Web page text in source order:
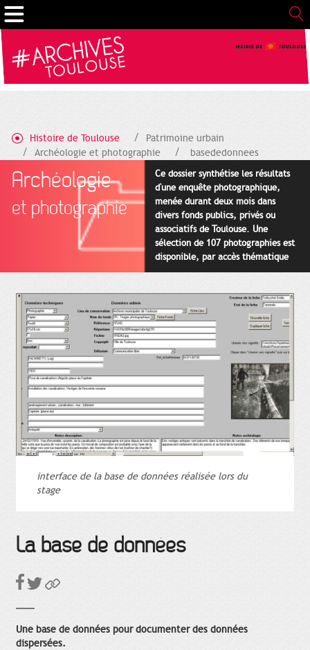
Histoire de Toulouse
Patrimoine urbain
Archéologie et photographie
basededonnees
Archéologie
et photographie
Ce dossier synthétise les résultats
d'une enquête photographique,
menée durant deux mois dans
divers fonds publics, privés ou
associatifs de Toulouse. Une
sélection de 107 photographies est
disponible, par accès thématique
ou global. Rappelons que toute
illégale sans l'autorisation de leurs
ayants droit ou gestionnaires.
interface de la base de données réalisée lors du
stage
La base de données
Une base de données pour documenter des données
dispersées.
Gestion de vos préférences sur les cookies